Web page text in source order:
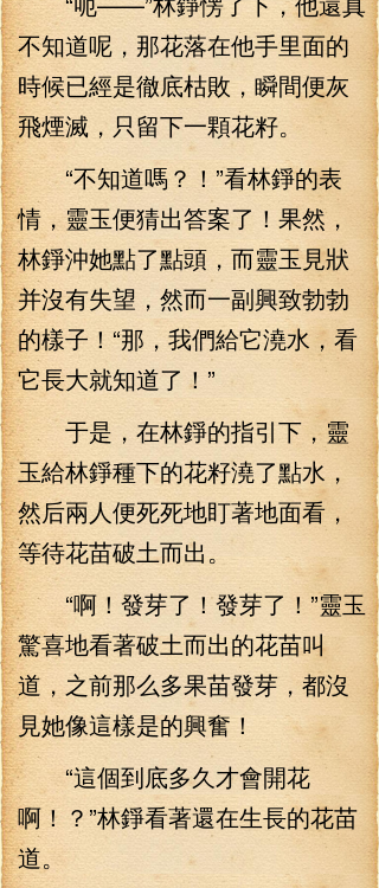
不知道呢，那花落在他手里面的
時候已經是徹底枯敗，瞬間便灰
飛煙滅，只留下一顆花籽。
“不知道嗎？！”看林錚的表
情，靈玉便猜出答案了！果然，
林錚沖她點了點頭，而靈玉見狀
并沒有失望，然而一副興致勃勃
的樣子！“那，我們給它澆水，看
它長大就知道了！”
于是，在林錚的指引下，靈
玉給林錚種下的花籽澆了點水，
然后兩人便死死地盯著地面看，
等待花苗破土而出。
“啊！發芽了！發芽了！”靈玉
驚喜地看著破土而出的花苗叫
道，之前那么多果苗發芽，都沒
見她像這樣是的興奮！
“這個到底多久才會開花
啊！？”林錚看著還在生長的花苗
道。